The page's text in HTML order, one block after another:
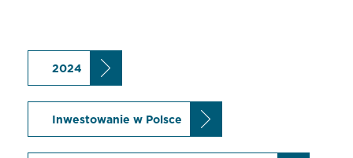
2024
Inwestowanie w Polsce